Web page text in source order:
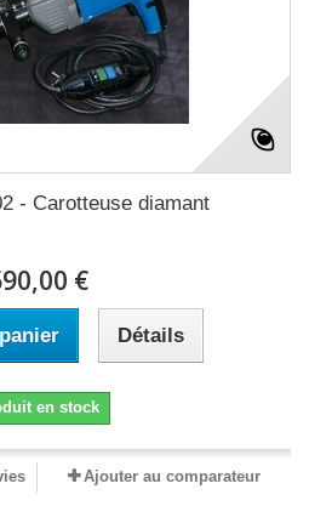
- Carotteuse diamant
€
Détails
en stock
Ajouter au comparateur